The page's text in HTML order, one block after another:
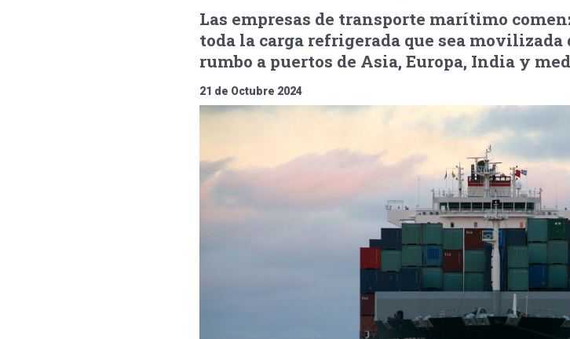
Las empresas de transporte marítimo
toda la carga refrigerada que sea movilizada
rumbo a puertos de Asia, Europa, India y
21 de Octubre 2024